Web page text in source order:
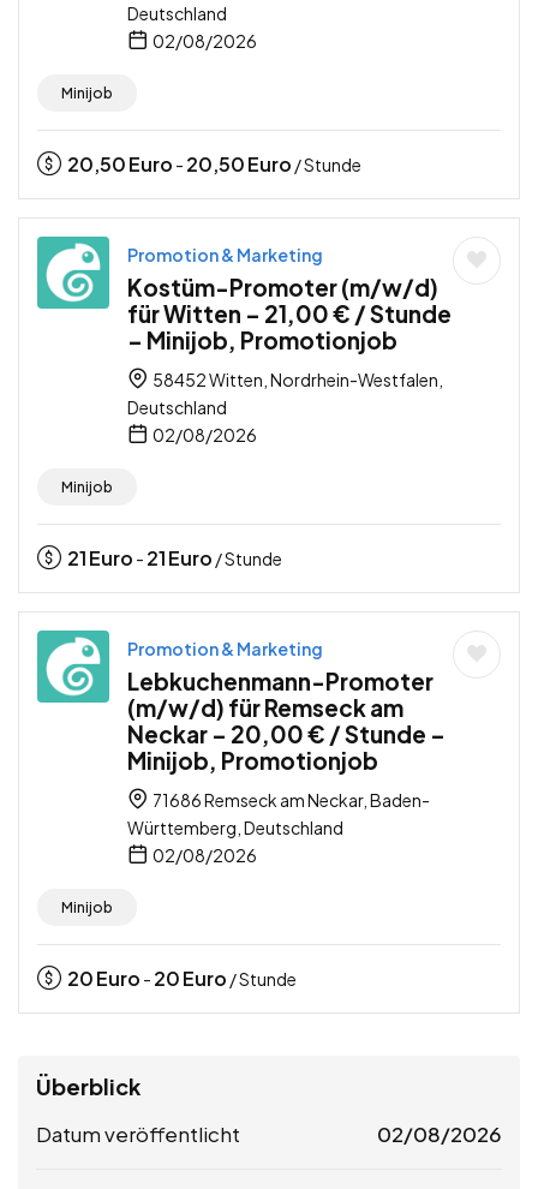
Deutschland
02/08/2026
Minijob
20,50Euro - 20,50Euro / Stunde
Promotion & Marketing
Kostüm-Promoter (m/w/d)
für Witten – 21,00 € / Stunde
– Minijob, Promotionjob
58452 Witten, Nordrhein-Westfalen,
Deutschland
02/08/2026
Minijob
21Euro - 21Euro / Stunde
Promotion & Marketing
Lebkuchenmann-Promoter
(m/w/d) für Remseck am
Neckar – 20,00 € / Stunde –
Minijob, Promotionjob
71686 Remseck am Neckar, Baden-
Württemberg, Deutschland
02/08/2026
Minijob
20Euro - 20Euro / Stunde
Überblick
Datum veröffentlicht 02/08/2026